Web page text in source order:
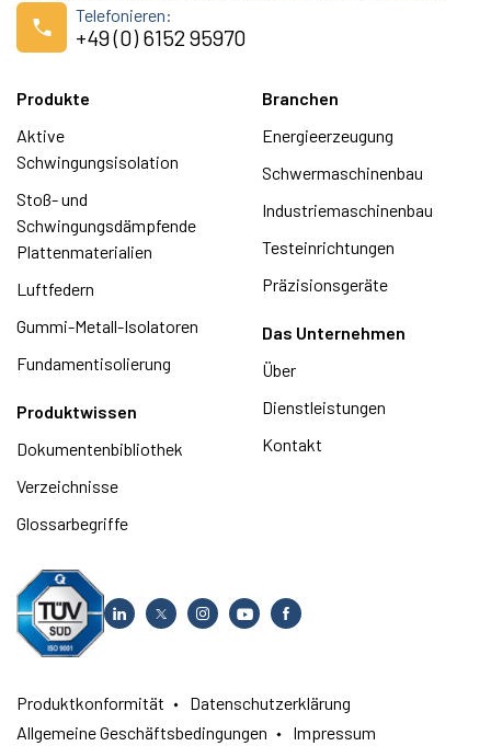
Telefonieren:
+49 (0) 6152 95970
Produkte
Aktive
Schwingungsisolation
Stoß- und
Schwingungsdämpfende
Plattenmaterialien
Luftfedern
Gummi-Metall-Isolatoren
Fundamentisolierung
Branchen
Energieerzeugung
Schwermaschinenbau
Industriemaschinenbau
Testeinrichtungen
Präzisionsgeräte
Produktwissen
Dokumentenbibliothek
Verzeichnisse
Glossarbegriffe
Das Unternehmen
Über
Dienstleistungen
Kontakt
Produktkonformität
Datenschutzerklärung
Allgemeine Geschäftsbedingungen
Impressum